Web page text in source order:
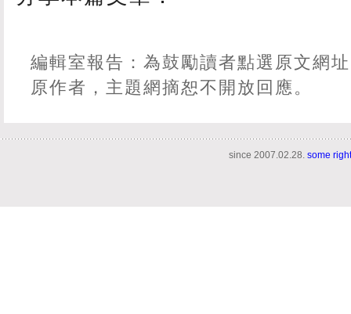
編輯室報告：為鼓勵讀者點選原文網
原作者，主題網摘恕不開放回應。
since 2007.02.28. some